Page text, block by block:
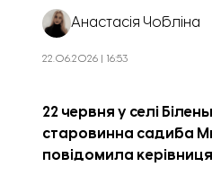
Анастасія Чобліна
22.06.2026 | 16:53
22 червня у селі
старовинна садиба
повідомила